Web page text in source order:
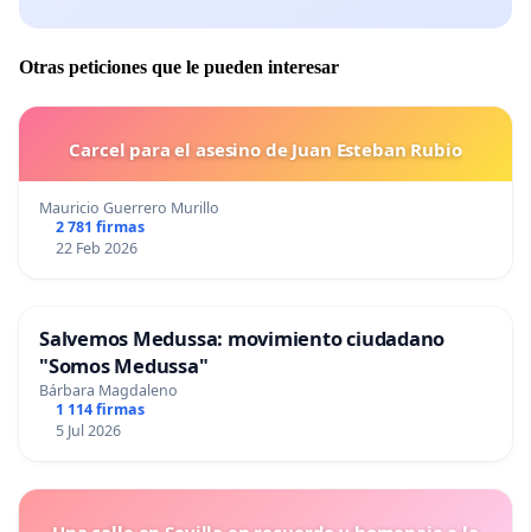
Otras peticiones que le pueden interesar
Carcel para el asesino de Juan Esteban Rubio
Mauricio Guerrero Murillo
2 781 firmas
22 Feb 2026
Salvemos Medussa: movimiento ciudadano
"Somos Medussa"
Bárbara Magdaleno
1 114 firmas
5 Jul 2026